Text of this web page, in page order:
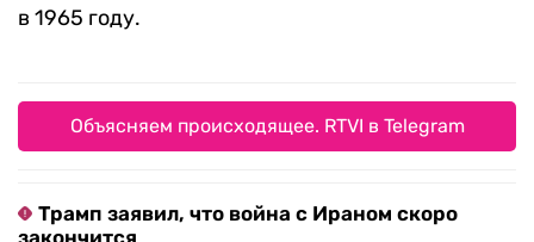
в 1965 году.
Объясняем происходящее. RTVI в Telegram
Трамп заявил, что война с Ираном скоро